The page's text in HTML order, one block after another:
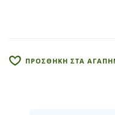
:
ΠΡΟΣΘΗΚΗ ΣΤΑ